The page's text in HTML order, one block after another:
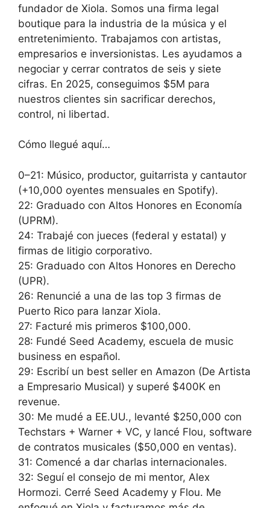
fundador de Xiola. Somos una firma legal
boutique para la industria de la música y el
entretenimiento. Trabajamos con artistas,
empresarios e inversionistas. Les ayudamos a
negociar y cerrar contratos de seis y siete
cifras. En 2025, conseguimos $5M para
nuestros clientes sin sacrificar derechos,
control, ni libertad.
Cómo llegué aquí…
0–21: Músico, productor, guitarrista y cantautor
(+10,000 oyentes mensuales en Spotify).
22: Graduado con Altos Honores en Economía
(UPRM).
24: Trabajé con jueces (federal y estatal) y
firmas de litigio corporativo.
25: Graduado con Altos Honores en Derecho
(UPR).
26: Renuncié a una de las top 3 firmas de
Puerto Rico para lanzar Xiola.
27: Facturé mis primeros $100,000.
28: Fundé Seed Academy, escuela de music
business en español.
29: Escribí un best seller en Amazon (De Artista
a Empresario Musical) y superé $400K en
revenue.
30: Me mudé a EE.UU., levanté $250,000 con
Techstars + Warner + VC, y lancé Flou, software
de contratos musicales ($50,000 en ventas).
31: Comencé a dar charlas internacionales.
32: Seguí el consejo de mi mentor, Alex
Hormozi. Cerré Seed Academy y Flou. Me